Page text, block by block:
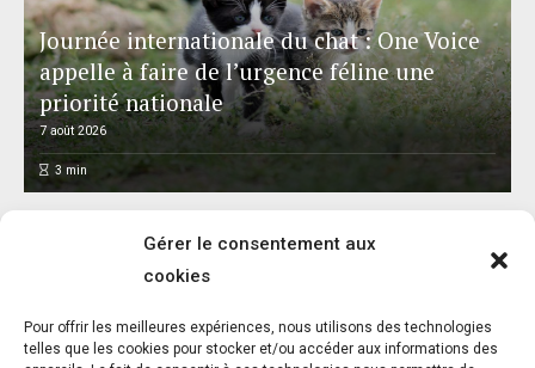
Gérer le consentement aux
cookies
Pour offrir les meilleures expériences, nous utilisons des technologies
telles que les cookies pour stocker et/ou accéder aux informations des
Journée internationale du chat : One Voice
appelle à faire de l’urgence féline une
priorité nationale
7 août 2026
3 min
L’association FUTUR dénonce le recours à
des « tirs sanitaires » sur des animaux